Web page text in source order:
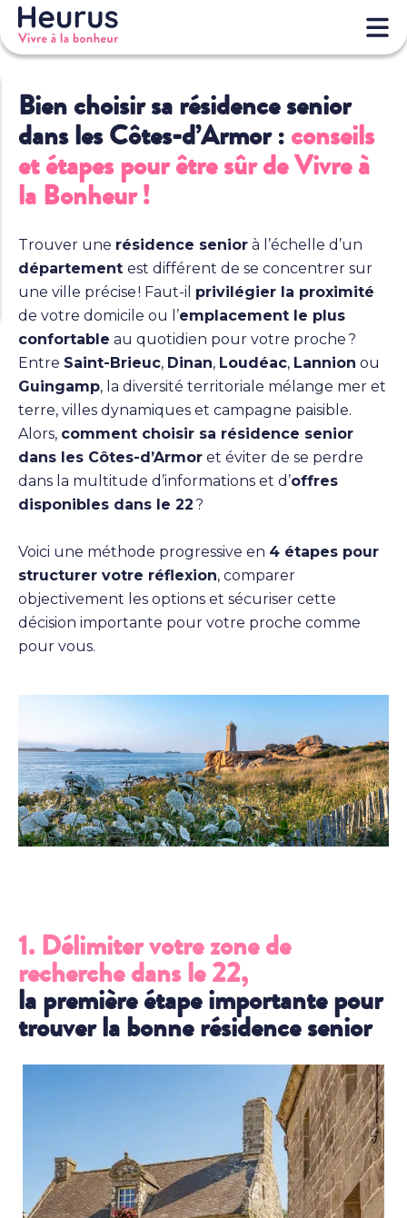
Bien choisir sa résidence senior
dans les Côtes-d’Armor :conseils
et étapes pour être sûr de Vivre à
la Bonheur !
Trouver une résidence senior à l’échelle d’un
département est différent de se concentrer sur
une ville précise ! Faut-il privilégier la proximité
de votre domicile ou l’emplacement le plus
confortable au quotidien pour votre proche ?
Entre Saint-Brieuc, Dinan, Loudéac, Lannion ou
Guingamp, la diversité territoriale mélange mer et
terre, villes dynamiques et campagne paisible.
Alors, comment choisir sa résidence senior
dans les Côtes-d’Armor et éviter de se perdre
dans la multitude d’informations et d’offres
disponibles dans le 22?
Voici une méthode progressive en 4 étapes pour
structurer votre réflexion, comparer
objectivement les options et sécuriser cette
décision importante pour votre proche comme
pour vous.
1. Délimiter votre zone de
recherche dans le 22,
la première étape importante pour
trouver la bonne résidence senior